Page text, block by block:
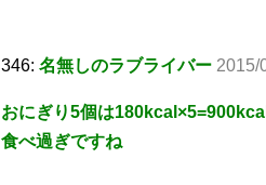
346: 名無しのラブライバー 2015/
おにぎり5個は180kcal×5=900kcal
食べ過ぎですね